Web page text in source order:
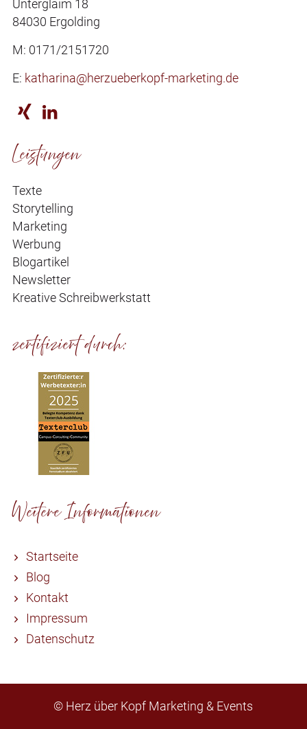
Unterglaim 18
84030 Ergolding
M: 0171/2151720
E: katharina@herzueberkopf-marketing.de
 
Leistungen
Texte
Storytelling
Marketing
Werbung
Blogartikel
Newsletter
Kreative Schreibwerkstatt
zertifiziert durch:
Weitere Informationen
Startseite
Blog
Kontakt
Impressum
Datenschutz
© Herz über Kopf Marketing & Events